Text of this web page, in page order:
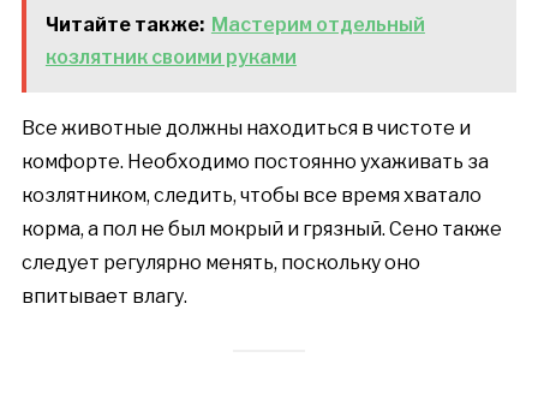
Читайте также: Мастерим отдельный
козлятник своими руками
Все животные должны находиться в чистоте и
комфорте. Необходимо постоянно ухаживать за
козлятником, следить, чтобы все время хватало
корма, а пол не был мокрый и грязный. Сено также
следует регулярно менять, поскольку оно
впитывает влагу.